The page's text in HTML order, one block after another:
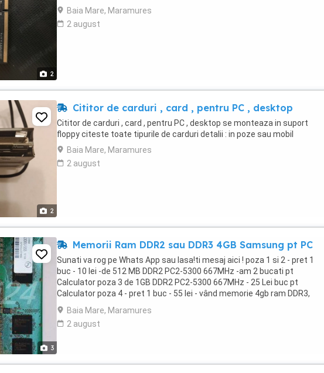
2
Baia Mare, Maramures
2 august
2
Cititor de carduri , card , pentru PC , desktop
Cititor de carduri , card , pentru PC , desktop se monteaza in suport
floppy citeste toate tipurile de carduri detalii : in poze sau mobil
Baia Mare, Maramures
2 august
3
Memorii Ram DDR2 sau DDR3 4GB Samsung pt PC
Sunati va rog pe Whats App sau lasa!ti mesaj aici ! poza 1 si 2 - pret 1
buc - 10 lei -de 512 MB DDR2 PC2-5300 667MHz -am 2 bucati pt
Calculator poza 3 de 1GB DDR2 PC2-5300 667MHz - 25 Lei buc pt
Calculator poza 4 - pret 1 buc - 55 lei - vând memorie 4gb ram DDR3,
Samsung pt Calculator PC. Vand 1 ...
Baia Mare, Maramures
2 august